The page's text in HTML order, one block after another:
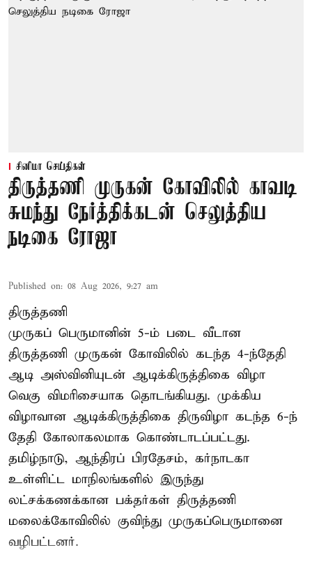
சினிமா செய்திகள்
திருத்தணி முருகன் கோவிலில் காவடி
சுமந்து நேர்த்திக்கடன் செலுத்திய
நடிகை ரோஜா
Published on: 08 Aug 2026, 9:27 am
திருத்தணி
முருகப் பெருமானின் 5-ம் படை வீடான
திருத்தணி முருகன் கோவிலில் கடந்த 4-ந்தேதி
ஆடி அஸ்வினியுடன் ஆடிக்கிருத்திகை விழா
வெகு விமரிசையாக தொடங்கியது. முக்கிய
விழாவான ஆடிக்கிருத்திகை திருவிழா கடந்த 6-ந்
தேதி கோலாகலமாக கொண்டாடப்பட்டது.
தமிழ்நாடு, ஆந்திரப் பிரதேசம், கர்நாடகா
உள்ளிட்ட மாநிலங்களில் இருந்து
லட்சக்கணக்கான பக்தர்கள் திருத்தணி
மலைக்கோவிலில் குவிந்து முருகப்பெருமானை
வழிபட்டனர்.